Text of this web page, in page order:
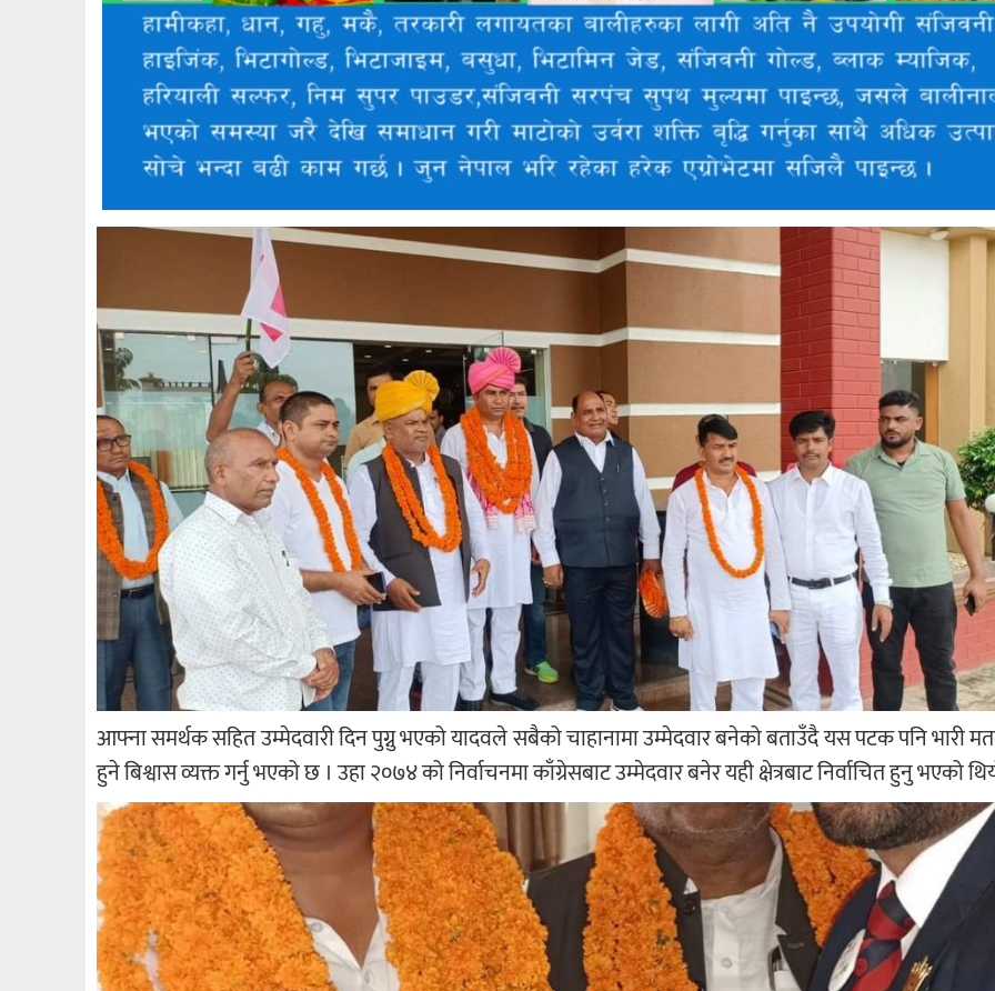
आफ्ना समर्थक सहित उम्मेदवारी दिन पुग्नु भएको यादवले सबैको चाहानामा उम्मेदवार बनेको बताउँदै यस पटक पनि भारी
हुने बिश्वास व्यक्त गर्नु भएको छ । उहा २०७४ को निर्वाचनमा काँग्रेसबाट उम्मेदवार बनेर यही क्षेत्रबाट निर्वाचित हुनु भएको